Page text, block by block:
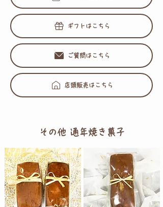
ギフトはこちら
ご質問はこちら
店頭販売はこちら
その他 通年焼き菓子